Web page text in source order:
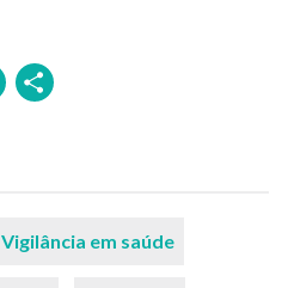
WhatsApp
Vigilância em saúde